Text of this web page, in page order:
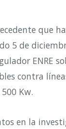
que
5 de
ENRE
contra
Kw.
en la